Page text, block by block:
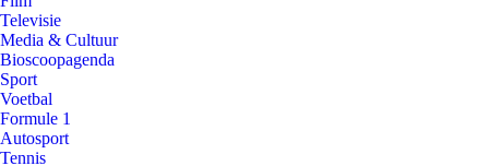
Televisie
Media & Cultuur
Bioscoopagenda
Sport
Voetbal
Formule 1
Autosport
Tennis